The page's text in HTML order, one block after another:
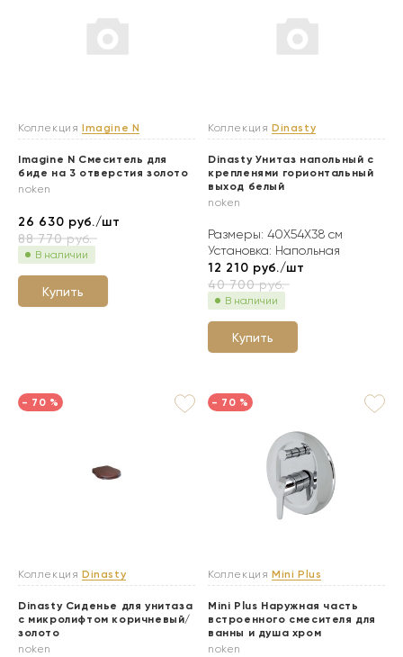
Коллекция Imagine N
Imagine N Смеситель для
биде на 3 отверстия золото
noken
26 630 руб./шт
88 770руб.
В наличии
Купить
Коллекция Dinasty
Dinasty Унитаз напольный с
крепленями горионтальный
выход белый
noken
Размеры: 40X54X38 см
Установка: Напольная
12 210 руб./шт
40 700руб.
В наличии
Купить
- 70 %
Коллекция Dinasty
Dinasty Сиденье для унитаза
с микролифтом коричневый/
золото
noken
- 70 %
Коллекция Mini Plus
Mini Plus Наружная часть
встроенного смесителя для
ванны и душа хром
noken